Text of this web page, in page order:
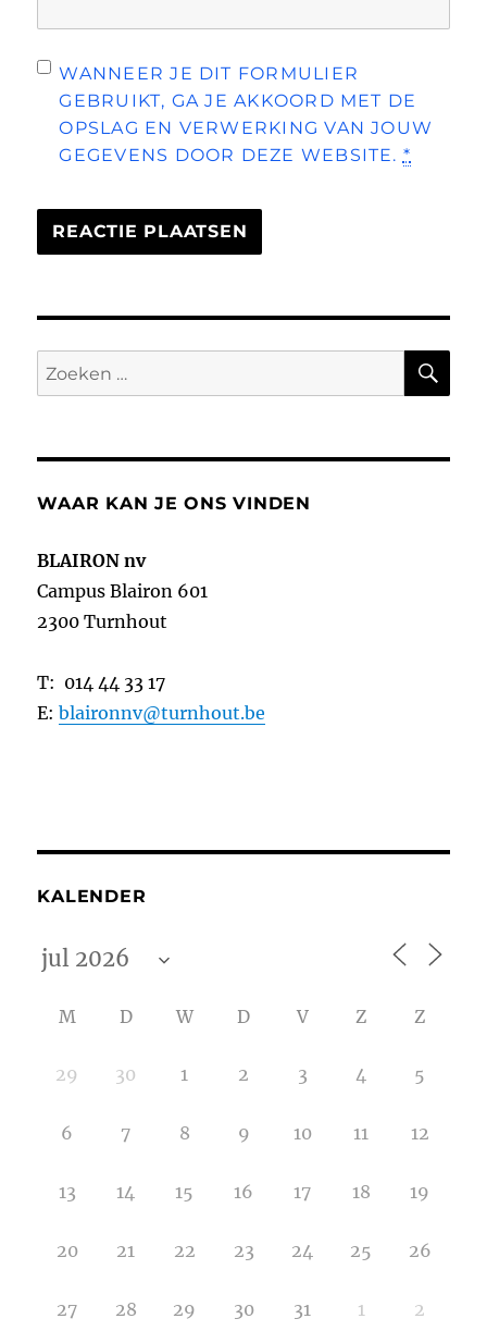
WANNEER JE DIT FORMULIER
GEBRUIKT, GA JE AKKOORD MET DE
OPSLAG EN VERWERKING VAN JOUW
GEGEVENS DOOR DEZE WEBSITE. *
Zoeken
naar:
WAAR KAN JE ONS VINDEN
BLAIRON nv
Campus Blairon 601
2300 Turnhout
T: 014 44 33 17
E:blaironnv@turnhout.be
KALENDER
M D W D V Z Z
29 30 1 2 3 4 5
6 7 8 9 10 11 12
13 14 15 16 17 18 19
20 21 22 23 24 25 26
27 28 29 30 31 1 2